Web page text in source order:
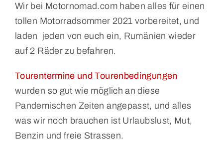
Wir bei Motornomad.com haben alles für einen
tollen Motorradsommer 2021 vorbereitet, und
laden jeden von euch ein, Rumänien wieder
auf 2 Räder zu befahren.
Tourentermine und Tourenbedingungen
wurden so gut wie möglich an diese
Pandemischen Zeiten angepasst, und alles
was wir noch brauchen ist Urlaubslust, Mut,
Benzin und freie Strassen.